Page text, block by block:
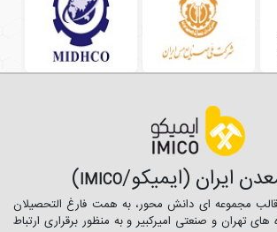
ایران (ایمیکو/IMICO
)
مجموعه ای دانش محور، به همت فارغ­ التحصیلان
تهران و صنعتی امیرکبیر و به منظور برقراری ارتباط